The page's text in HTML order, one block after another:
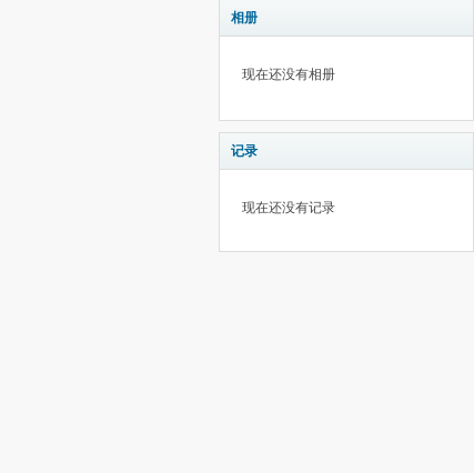
相册
现在还没有相册
记录
现在还没有记录